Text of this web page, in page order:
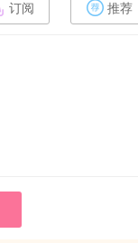
订阅 推荐